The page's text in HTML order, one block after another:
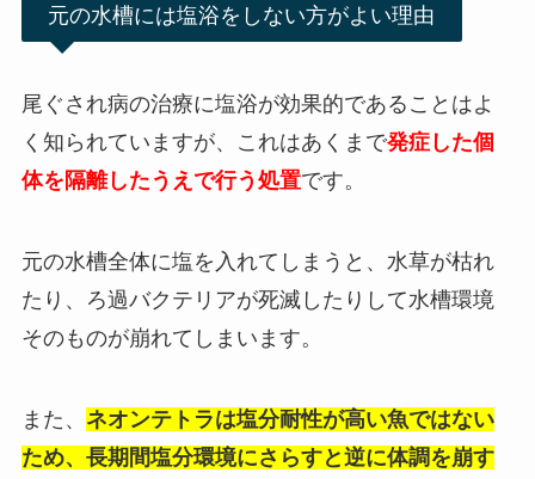
元の水槽には塩浴をしない方がよい理由
尾ぐされ病の治療に塩浴が効果的であることはよ
く知られていますが、これはあくまで発症した個
体を隔離したうえで行う処置です。
元の水槽全体に塩を入れてしまうと、水草が枯れ
たり、ろ過バクテリアが死滅したりして水槽環境
そのものが崩れてしまいます。
また、 ネオンテトラは塩分耐性が高い魚ではない
ため、長期間塩分環境にさらすと逆に体調を崩す